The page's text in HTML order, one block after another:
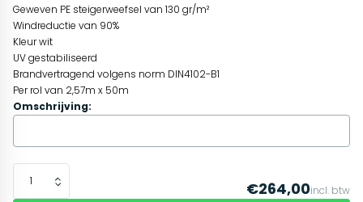
Geweven PE steigerweefsel van 130 gr/m²
Windreductie van 90%
Kleur wit
UV gestabiliseerd
Brandvertragend volgens norm DIN4102-B1
Per rol van 2,57m x 50m
Omschrijving:
€264,00incl. btw